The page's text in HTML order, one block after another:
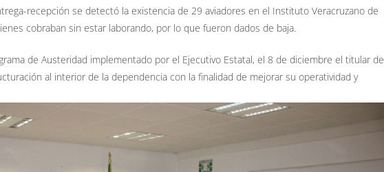
recepción se detectó la existencia de 29 aviadores en el Instituto Veracruzano de
cobraban sin estar laborando, por lo que fueron dados de baja.
de Austeridad implementado por el Ejecutivo Estatal, el 8 de diciembre el titular de
al interior de la dependencia con la finalidad de mejorar su operatividad y